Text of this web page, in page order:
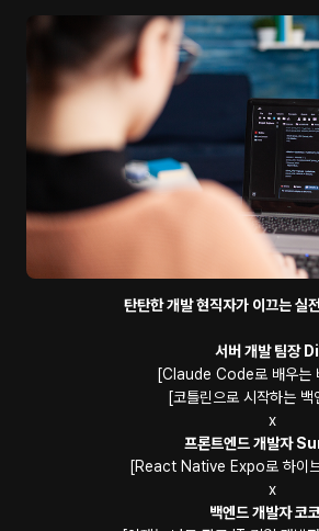
탄탄한 개발 현직자가 이끄는 실
서버 개발 팀장
[Claude Code로 배우는
[코틀린으로 시작하는 백
x
프론트엔드 개발자
[React Native Expo로 하이
x
백엔드 개발자 코